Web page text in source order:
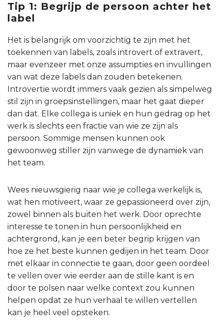
Tip 1: Begrijp de persoon achter het
label
Het is belangrijk om voorzichtig te zijn met het
toekennen van labels, zoals introvert of extravert,
maar evenzeer met onze assumpties en invullingen
van wat deze labels dan zouden betekenen.
Introvertie wordt immers vaak gezien als simpelweg
stil zijn in groepsinstellingen, maar het gaat dieper
dan dat. Elke collega is uniek en hun gedrag op het
werk is slechts een fractie van wie ze zijn als
persoon. Sommige mensen kunnen ook
gewoonweg stiller zijn vanwege de dynamiek van
het team.
Wees nieuwsgierig naar wie je collega werkelijk is,
wat hen motiveert, waar ze gepassioneerd over zijn,
zowel binnen als buiten het werk. Door oprechte
interesse te tonen in hun persoonlijkheid en
achtergrond, kan je een beter begrip krijgen van
hoe ze het beste kunnen gedijen in het team. Door
met elkaar in connectie te gaan, door geen oordeel
te vellen over wie eerder aan de stille kant is en
door te polsen naar welke context zou kunnen
helpen opdat ze hun verhaal te willen vertellen
kan je heel veel opsteken.